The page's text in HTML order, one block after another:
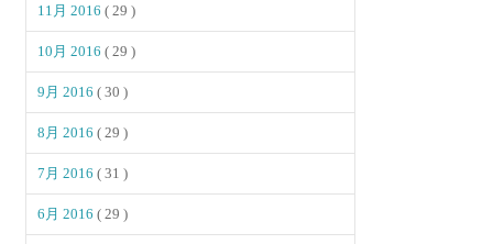
11月 2016( 29 )
10月 2016( 29 )
9月 2016( 30 )
8月 2016( 29 )
7月 2016( 31 )
6月 2016( 29 )